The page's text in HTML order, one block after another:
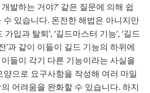
발하는 거야?’ 같은 질문에 의해 쉽
수 있습니다. 온전한 해법은 아니지만
입과 탈퇴’, ‘길드마스터 기능’, ‘길드
’과 같이 이들이 길드 기능의 하위에
들이 각기 다른 기능이라는 사실을
양으로 요구사항을 작성해 여러 마일
어려움을 완화할 수 있습니다. 하지